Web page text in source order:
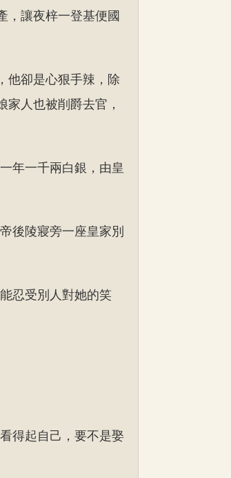
，讓夜梓一登基便國
他卻是心狠手辣，除
人也被削爵去官，
年一千兩白銀，由皇
後陵寢旁一座皇家別
忍受別人對她的笑
得起自己，要不是娶